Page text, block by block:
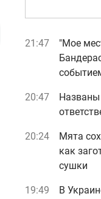
21:47
"Мое
20:47
20:24
Мята
как
сушки
19:49 В